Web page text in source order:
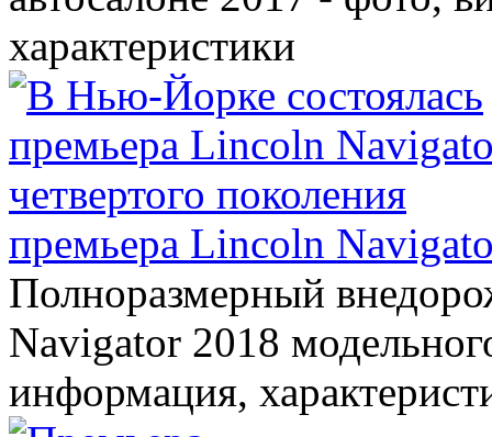
характеристики
премьера Lincoln
Полноразмерный
Navigator 2018
информация,